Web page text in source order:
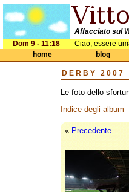
Affacciato sul
Dom 9 - 11:18
Ciao, essere
home
blog
DERBY 2007
Le foto dello
Indice degli album
« Precedente